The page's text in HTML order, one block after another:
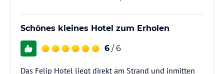
Schönes kleines Hotel zum Erholen
6 / 6
Das Felip Hotel liegt direkt am Strand und inmitten